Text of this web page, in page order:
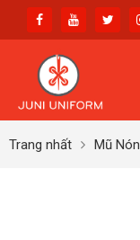
Trang nhất Mũ Nón